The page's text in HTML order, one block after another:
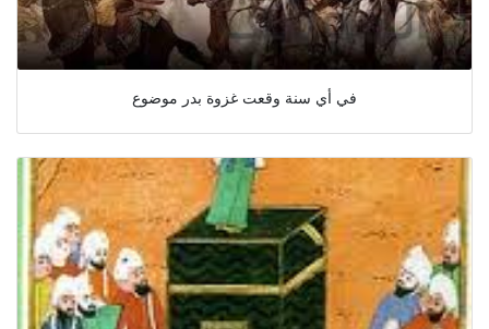
في أي سنة وقعت غزوة بدر موضوع